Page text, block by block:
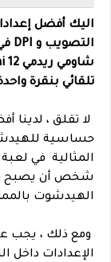
اليك أفضل
شاومي ريدمي Xiaomi Redmi 12 .
تلقائي بنقرة
لا تقلق ، لدينا
حساسية
المثالية في
شخص أن يصبح
الهيدشوت
ومع ذلك ، يجب
الإعدادات داخل